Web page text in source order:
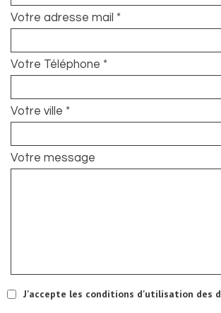
Votre adresse mail *
Votre Téléphone *
Votre ville *
Votre message
J'accepte les conditions d'utilisation des